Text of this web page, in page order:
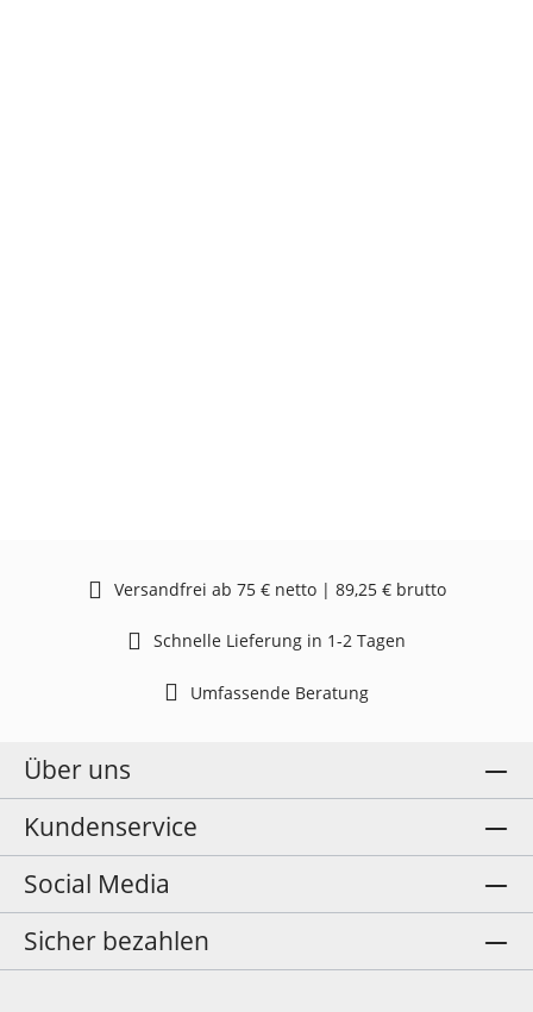
Versandfrei ab 75 € netto | 89,25 € brutto
Schnelle Lieferung in 1-2 Tagen
Umfassende Beratung
Über uns
Kundenservice
Social Media
Sicher bezahlen